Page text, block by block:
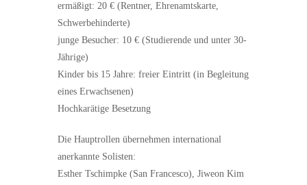
ermäßigt: 20 € (Rentner, Ehrenamtskarte,
Schwerbehinderte)
junge Besucher: 10 € (Studierende und unter 30-
Jährige)
Kinder bis 15 Jahre: freier Eintritt (in Begleitung
eines Erwachsenen)
Hochkarätige Besetzung
Die Hauptrollen übernehmen international
anerkannte Solisten:
Esther Tschimpke (San Francesco), Jiweon Kim